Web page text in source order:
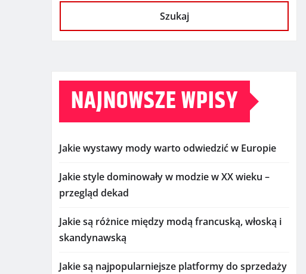
Szukaj
NAJNOWSZE WPISY
Jakie wystawy mody warto odwiedzić w Europie
Jakie style dominowały w modzie w XX wieku –
przegląd dekad
Jakie są różnice między modą francuską, włoską i
skandynawską
Jakie są najpopularniejsze platformy do sprzedaży